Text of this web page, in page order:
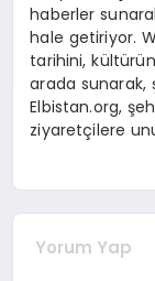
haberler
hale getiriyor.
tarihini,
arada sunarak,
Elbistan.org,
ziyaretçilere
Yorum Yap